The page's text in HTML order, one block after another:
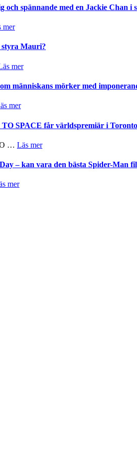
på
Pöntinen
Artipelag
bjuder
in
samtal
teater
och spännande med en Jackie Chan i
merom
The
Edge
rolig
spännande
en
Chan
storform
styra Mauri?
merom
börjar
med
kan
Mauri?
människans mörker med
merom
av
tv-
serie:
Svärtan
välgjort
SPACE får världspremiär i Toronto
… Läs merom
Vegas
– kan vara den bästa Spider-Man
merom